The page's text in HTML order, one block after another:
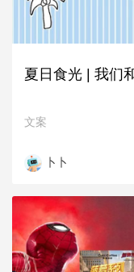
夏日食光 | 我们
文案
卜卜